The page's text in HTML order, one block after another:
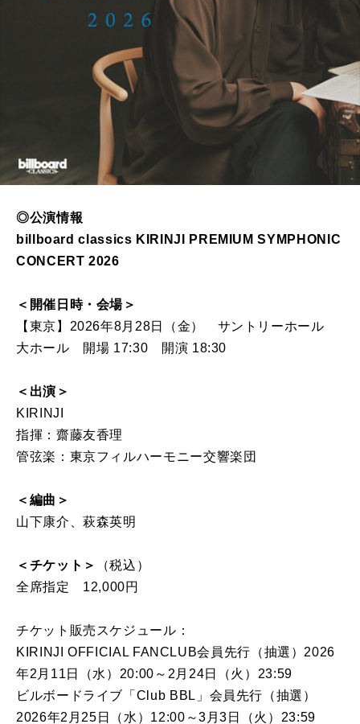
◎公演情報
billboard classics KIRINJI PREMIUM SYMPHONIC
CONCERT 2026
＜開催日時・会場＞
【東京】2026年8月28日（金） サントリーホール
大ホール 開場 17:30 開演 18:30
＜出演＞
KIRINJI
指揮：齋藤友香理
管弦楽：東京フィルハーモニー交響楽団
＜編曲＞
山下康介、萩森英明
＜チケット＞
（税込）
全席指定 12,000円
チケット販売スケジュール：
KIRINJI OFFICIAL FANCLUB会員先行（抽選）2026
年2月11日（水）20:00～2月24日（火）23:59
ビルボードライブ「Club BBL」会員先行（抽選）
2026年2月25日（水）12:00～3月3日（火）23:59